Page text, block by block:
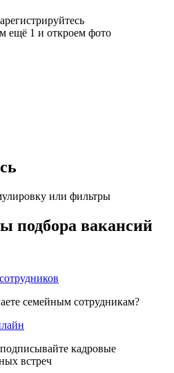
ещё 1 и откроем фото
или фильтры
подбора вакансий
семейным сотрудникам?
кадровые
встреч